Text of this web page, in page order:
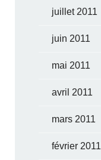
juillet 2011
juin 2011
mai 2011
avril 2011
mars 2011
février 2011